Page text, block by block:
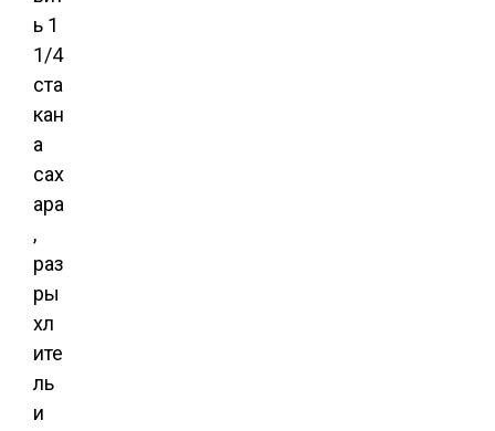
ь 1
1/4
ста
кан
а
сах
ара
,
раз
ры
хл
ите
ль
и